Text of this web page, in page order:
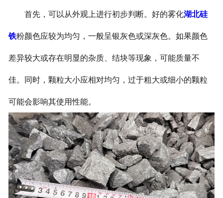
VR
首先，可以从外观上进行初步判断。好的雾化湖北硅
铁粉颜色应较为均匀，一般呈银灰色或深灰色。如果颜色
差异较大或存在明显的杂质、结块等现象，可能质量不
佳。同时，颗粒大小应相对均匀，过于粗大或细小的颗粒
可能会影响其使用性能。